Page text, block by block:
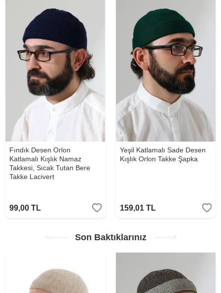
Fındık Desen Orlon
Katlamalı Kışlık Namaz
Takkesi, Sıcak Tutan Bere
Takke Lacivert
99,00 TL
Yeşil Katlamalı Sade Desen
Kışlık Orlon Takke Şapka
159,01TL
Son Baktıklarınız